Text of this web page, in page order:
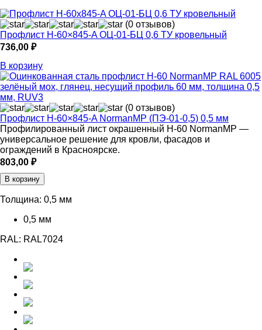
(0 отзывов)
Профлист Н-60×845-A ОЦ-01-БЦ 0,6 ТУ кровельный
736,00 ₽
В корзину
(0 отзывов)
Профлист Н-60×845-A NormanMP (ПЭ-01-0,5) 0,5 мм
Профилированный лист окрашенный Н-60 NormanMP —
универсальное решение для кровли, фасадов и
ограждений в Красноярске.
803,00 ₽
В корзину
Толщина: 0,5 мм
0,5 мм
RAL: RAL7024